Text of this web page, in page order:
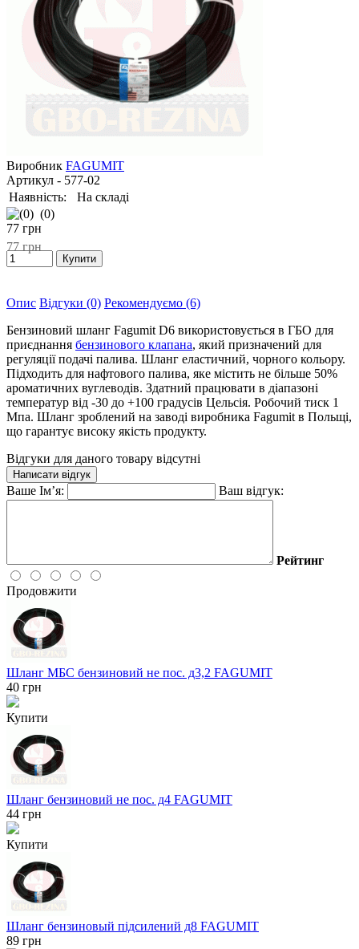
Виробник FAGUMIT
Артикул - 577-02
Наявність:
На складі
(0)
77 грн
77грн
Опис Відгуки (0) Рекомендуємо (6)
Бензиновий шланг Fagumit D6 використовується в ГБО для
приєднання бензинового клапана, який призначений для
регуляції подачі палива. Шланг еластичний, чорного кольору.
Підходить для нафтового палива, яке містить не більше 50%
ароматичних вуглеводів. Здатний працювати в діапазоні
температур від -30 до +100 градусів Цельсія. Робочий тиск 1
Мпа. Шланг зроблений на заводі виробника Fagumit в Польщі,
що гарантує високу якість продукту.
Відгуки для даного товару відсутні
Написати відгук
Ваше Ім’я: Ваш відгук:
Рейтинг
Продовжити
Шланг МБС бензиновий не пос. д3,2 FAGUMIT
40 грн
Купити
Шланг бензиновий не пос. д4 FAGUMIT
44 грн
Купити
Шланг бензиновый підсилений д8 FAGUMIT
89 грн